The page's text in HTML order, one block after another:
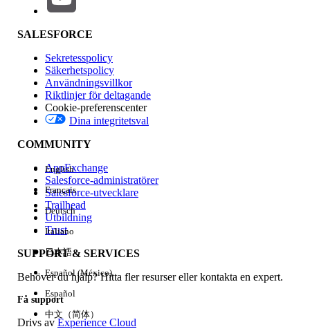
Funktionspåverkan
Version
Händelse
Rensa alla Klart
SALESFORCE
Sekretesspolicy
Säkerhetspolicy
Användningsvillkor
Riktlinjer för deltagande
Cookie-preferenscenter
Dina integritetsval
COMMUNITY
AppExchange
Salesforce-administratörer
Salesforce-utvecklare
Trailhead
Utbildning
Trust
SUPPORT & SERVICES
Behöver du hjälp? Hitta fler resurser eller kontakta en expert.
Få support
Drivs avExperience Cloud
English
Français
Deutsch
Italiano
日本語
Español (México)
Español
中文（简体）